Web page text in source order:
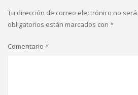
Tu dirección de correo electrónico no
obligatorios están marcados con *
Comentario *